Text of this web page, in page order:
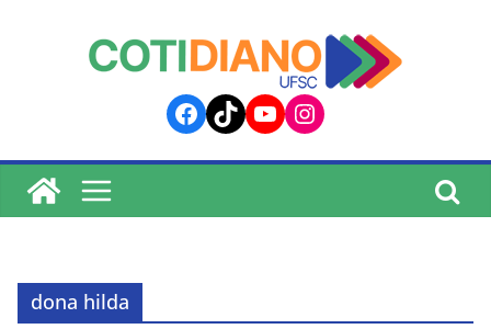
Facebook
TikTokYouTube
Instagram
dona hilda